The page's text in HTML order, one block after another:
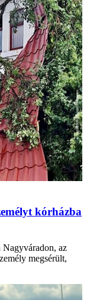
kórházba
Nagyváradon, az
megsérült,